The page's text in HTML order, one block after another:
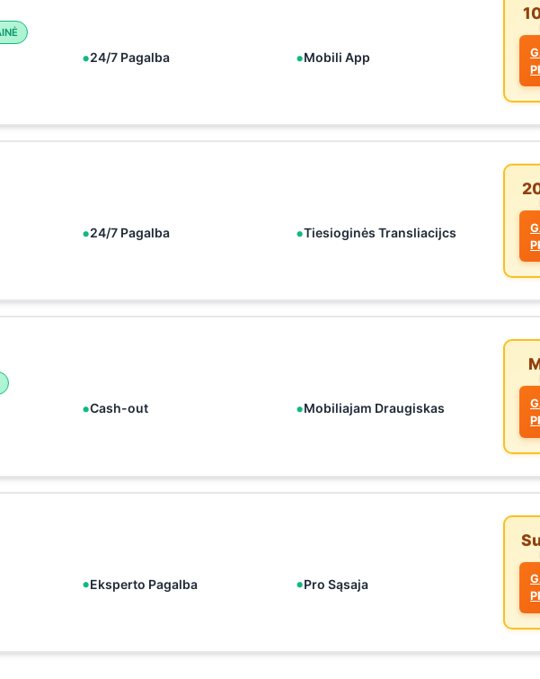
24/7 Pagalba Mobili App
24/7 Pagalba Tiesioginės Transliacijcs
Cash-out Mobiliajam Draugiskas
Eksperto Pagalba Pro Sąsaja